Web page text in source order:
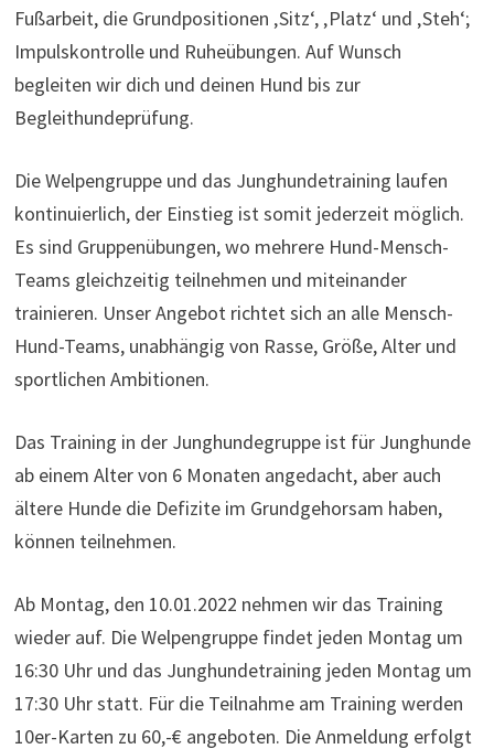
Fußarbeit, die Grundpositionen ‚Sitz‘, ‚Platz‘ und ‚Steh‘;
Impulskontrolle und Ruheübungen. Auf Wunsch
begleiten wir dich und deinen Hund bis zur
Begleithundeprüfung.
Die Welpengruppe und das Junghundetraining laufen
kontinuierlich, der Einstieg ist somit jederzeit möglich.
Es sind Gruppenübungen, wo mehrere Hund-Mensch-
Teams gleichzeitig teilnehmen und miteinander
trainieren. Unser Angebot richtet sich an alle Mensch-
Hund-Teams, unabhängig von Rasse, Größe, Alter und
sportlichen Ambitionen.
Das Training in der Junghundegruppe ist für Junghunde
ab einem Alter von 6 Monaten angedacht, aber auch
ältere Hunde die Defizite im Grundgehorsam haben,
können teilnehmen.
Ab Montag, den 10.01.2022 nehmen wir das Training
wieder auf. Die Welpengruppe findet jeden Montag um
16:30 Uhr und das Junghundetraining jeden Montag um
17:30 Uhr statt. Für die Teilnahme am Training werden
10er-Karten zu 60,-€ angeboten. Die Anmeldung erfolgt